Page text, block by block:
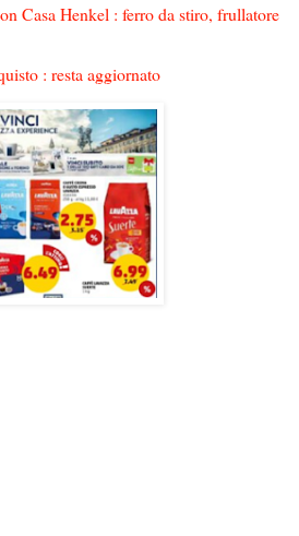
Casa Henkel : ferro da stiro, frullatore
: resta aggiornato